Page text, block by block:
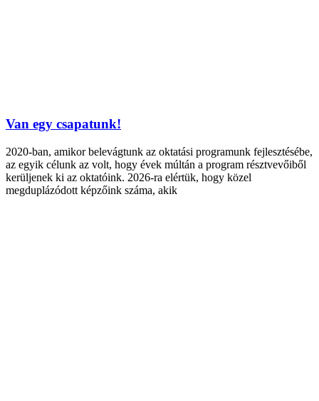
Van egy csapatunk!
2020-ban, amikor belevágtunk az oktatási programunk fejlesztésébe,
az egyik célunk az volt, hogy évek múltán a program résztvevőiből
kerüljenek ki az oktatóink. 2026-ra elértük, hogy közel
megduplázódott képzőink száma, akik